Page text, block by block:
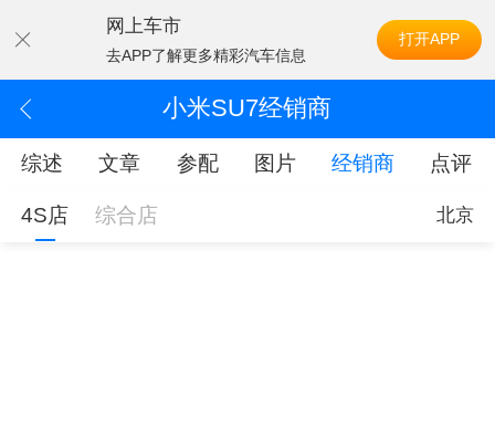
网上车市
去APP了解更多精彩汽车信息
打开APP
小米SU7经销商
综述 文章 参配 图片 经销商 点评
4S店 综合店 北京